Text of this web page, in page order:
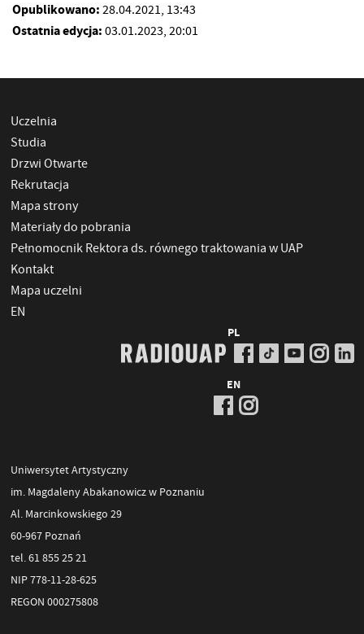
Opublikowano: 28.04.2021, 13:43
Ostatnia edycja: 03.01.2023, 20:01
Uczelnia
Studia
Drzwi Otwarte
Rekrutacja
Mapa strony
Materiały do pobrania
Pełnomocnik Rektora ds. równego traktowania w UAP
Kontakt
Mapa uczelni
EN
PL
EN
Uniwersytet Artystyczny
im. Magdaleny Abakanowicz w Poznaniu
Al. Marcinkowskiego 29
60-967 Poznań
tel. 61 855 25 21
NIP 778-11-28-625
REGON 000275808